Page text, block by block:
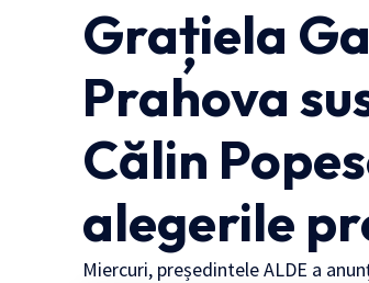
Grațiela
Prahova
Călin
alegerile
Miercuri, președintele ALDE a